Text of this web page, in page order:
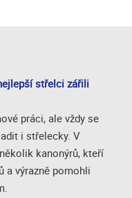
střelci zářili
práci, ale vždy se
i střelecky. V
kanonýrů, kteří
a výrazně pomohli